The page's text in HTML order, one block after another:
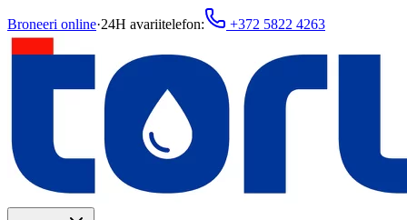
Broneeri online·24H avariitelefon: +372 5822 4263